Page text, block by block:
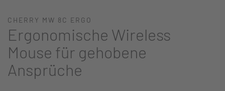
CHERRY MW 8C ERGO
Ergonomische Wireless
Mouse für gehobene
Ansprüche